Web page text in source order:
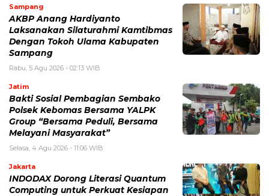
Sampang
AKBP Anang Hardiyanto
Laksanakan Silaturahmi Kamtibmas
Dengan Tokoh Ulama Kabupaten
Sampang
Rabu, 5 Agu 2026 - 02:13 WIB
Jatim
Bakti Sosial Pembagian Sembako
Polsek Kebomas Bersama YALPK
Group “Bersama Peduli, Bersama
Melayani Masyarakat”
Selasa, 4 Agu 2026 - 11:06 WIB
Jakarta
INDODAX Dorong Literasi Quantum
Computing untuk Perkuat Kesiapan